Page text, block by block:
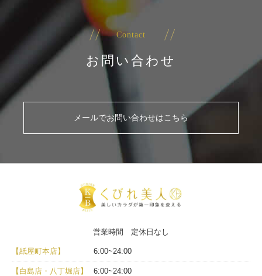
Contact
お問い合わせ
メールでお問い合わせはこちら
営業時間 定休日なし
【紙屋町本店】 6:00~24:00
【白島店・八丁堀店】 6:00~24:00